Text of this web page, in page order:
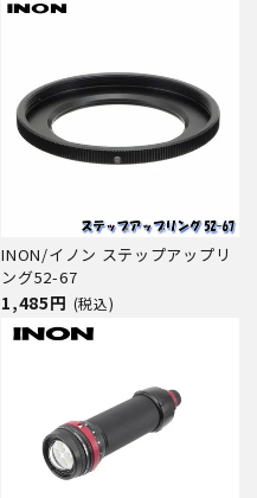
INON/イノン ステップアップリ
ング52-67
1,485円 (税込)